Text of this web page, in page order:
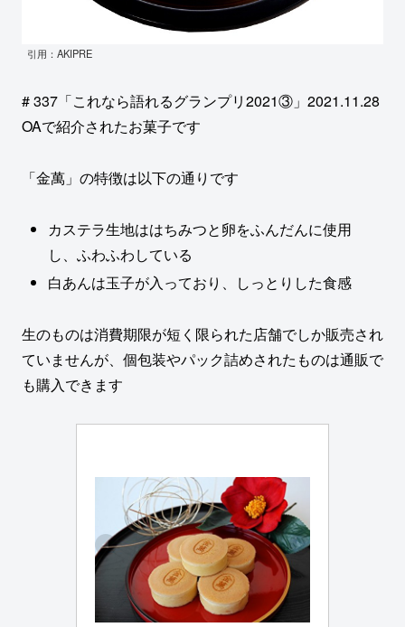
引用：AKIPRE
# 337「これなら語れるグランプリ2021③」2021.11.28
OAで紹介されたお菓子です
「金萬」の特徴は以下の通りです
カステラ生地ははちみつと卵をふんだんに使用
し、ふわふわしている
白あんは玉子が入っており、しっとりした食感
生のものは消費期限が短く限られた店舗でしか販売され
ていませんが、個包装やパック詰めされたものは通販で
も購入できます